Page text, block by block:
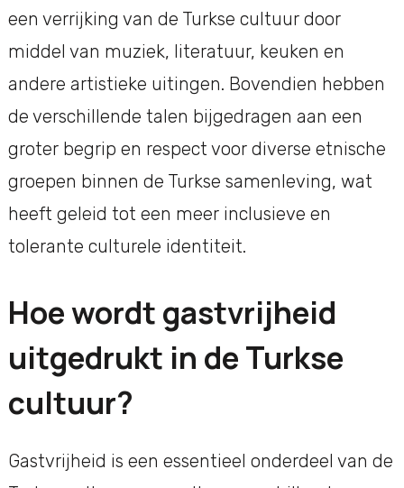
een verrijking van de Turkse cultuur door
middel van muziek, literatuur, keuken en
andere artistieke uitingen. Bovendien hebben
de verschillende talen bijgedragen aan een
groter begrip en respect voor diverse etnische
groepen binnen de Turkse samenleving, wat
heeft geleid tot een meer inclusieve en
tolerante culturele identiteit.
Hoe wordt gastvrijheid
uitgedrukt in de Turkse
cultuur?
Gastvrijheid is een essentieel onderdeel van de